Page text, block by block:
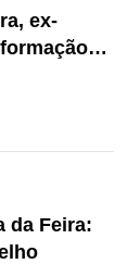
ex-
da Feira: